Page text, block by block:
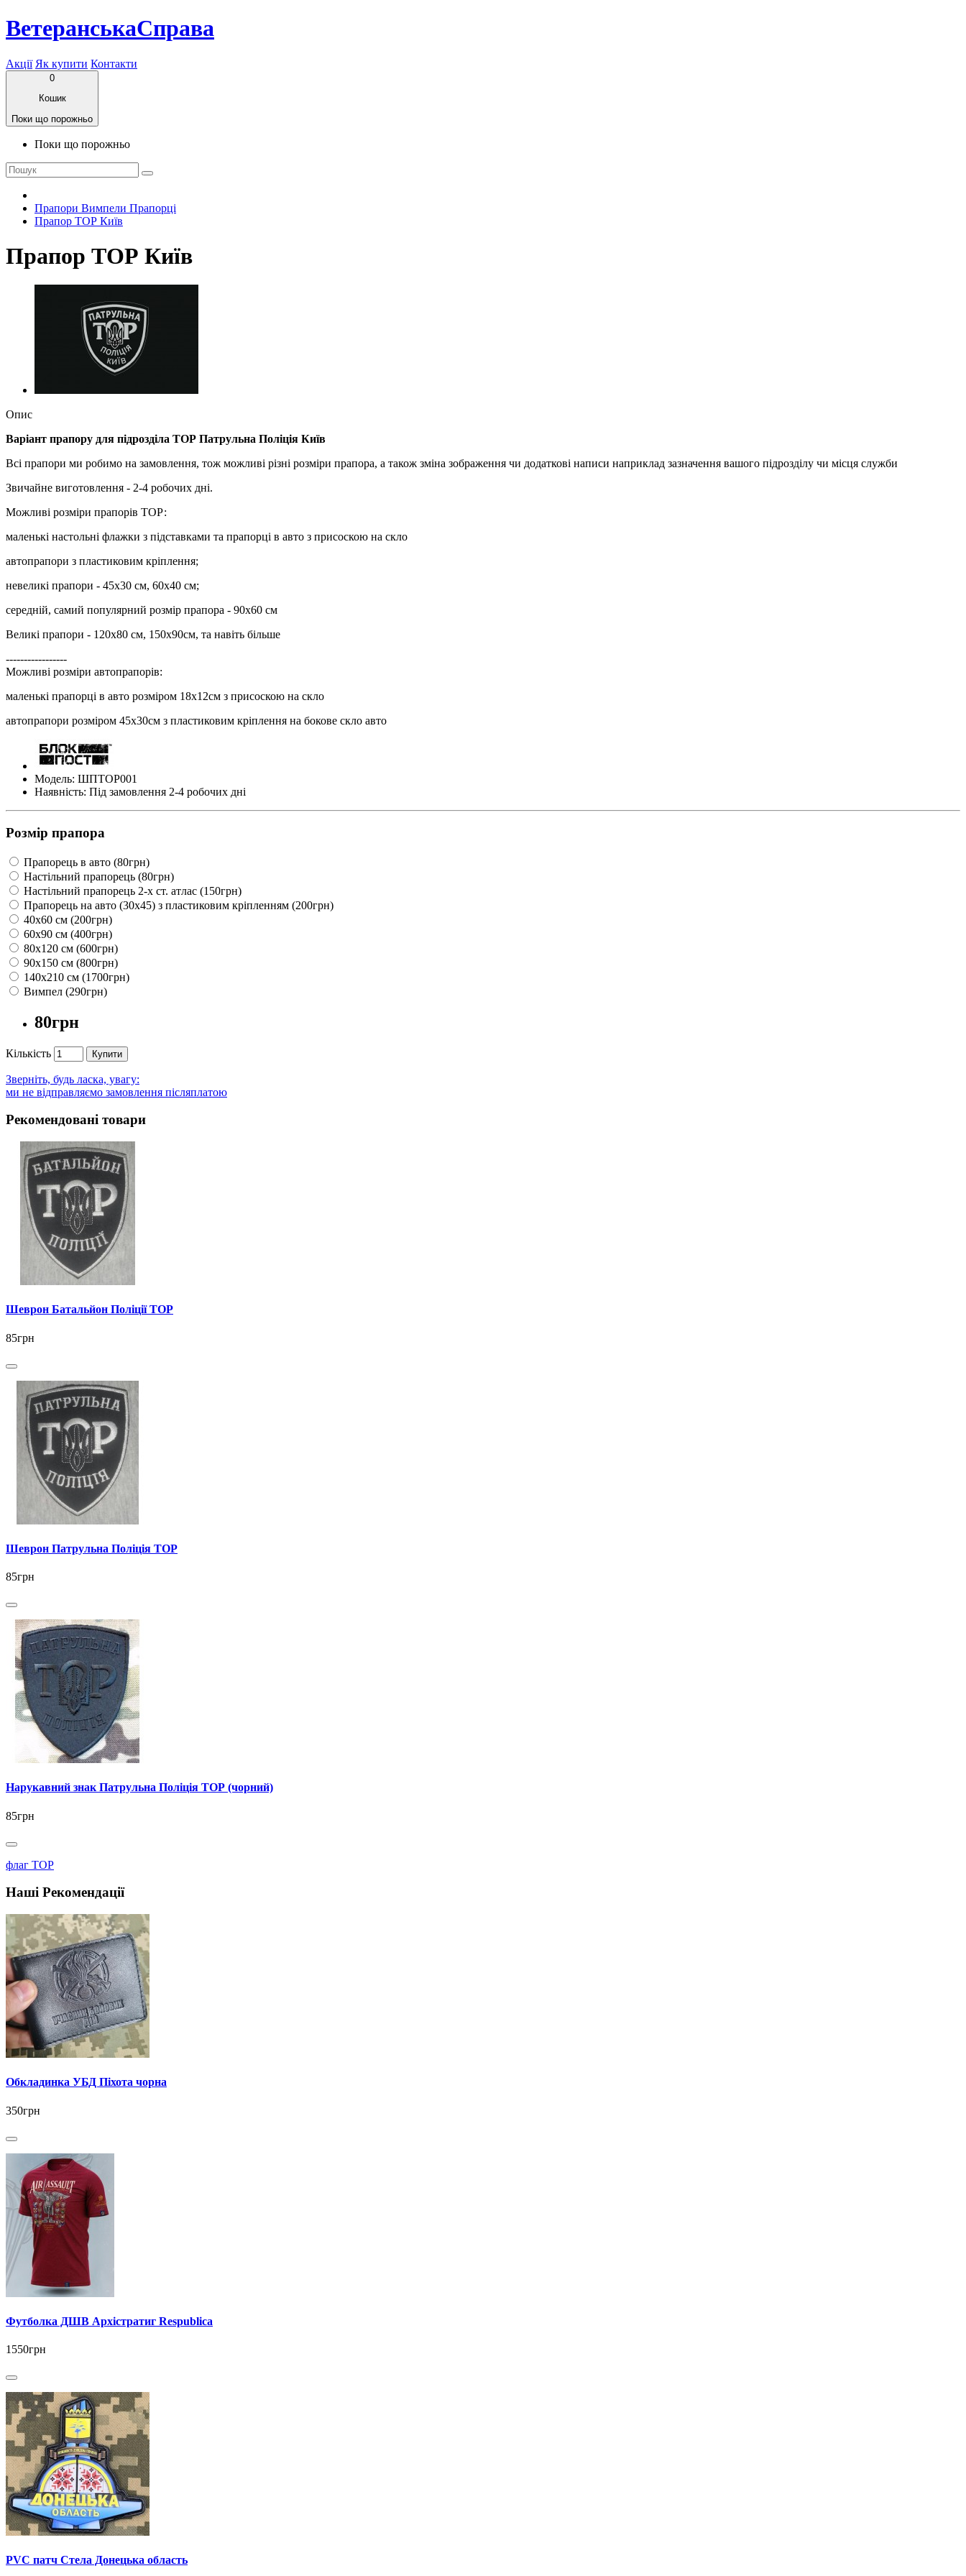
ВетеранськаСправа
Акції Як купити Контакти
0
Кошик
Поки що порожньо
Поки що порожньо
Прапори Вимпели Прапорці
Прапор ТОР Київ
Прапор ТОР Київ
Опис
Варіант прапору для підрозділа ТОР Патрульна Поліція Київ
Всі прапори ми робимо на замовлення, тож можливі різні розміри прапора, а також зміна зображення чи додаткові написи наприклад зазначення вашого підрозділу чи місця служби
Звичайне виготовлення - 2-4 робочих дні.
Можливі розміри прапорів ТОР:
маленькі настольні флажки з підставками та прапорці в авто з присоскою на скло
автопрапори з пластиковим кріплення;
невеликі прапори - 45х30 см, 60х40 см;
середній, самий популярний розмір прапора - 90х60 см
Великі прапори - 120х80 см, 150х90см, та навіть більше
-----------------
Можливі розміри автопрапорів:
маленькі прапорці в авто розміром 18х12см з присоскою на скло
автопрапори розміром 45х30см з пластиковим кріплення на бокове скло авто
Модель: ШПТОР001
Наявність: Під замовлення 2-4 робочих дні
Розмір прапора
Прапорець в авто (80грн)
Настільний прапорець (80грн)
Настільний прапорець 2-х ст. атлас (150грн)
Прапорець на авто (30х45) з пластиковим кріпленням (200грн)
40х60 см (200грн)
60х90 см (400грн)
80х120 см (600грн)
90х150 см (800грн)
140х210 см (1700грн)
Вимпел (290грн)
80грн
Кількість Купити
Зверніть, будь ласка, увагу:
ми не відправляємо замовлення післяплатою
Рекомендовані товари
Шеврон Батальйон Поліції ТОР
85грн
Шеврон Патрульна Поліція ТОР
85грн
Нарукавний знак Патрульна Поліція ТОР (чорний)
85грн
флаг ТОР
Наші Рекомендації
Обкладинка УБД Піхота чорна
350грн
Футболка ДШВ Архістратиг Respublica
1550грн
PVC патч Стела Донецька область